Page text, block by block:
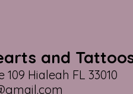
and
Hialeah FL 33010